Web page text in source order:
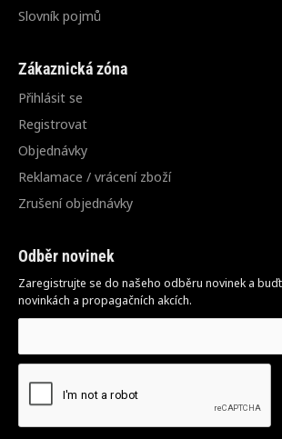
Slovník pojmů
Zákaznická zóna
Přihlásit se
Registrovat
Objednávky
Reklamace / vrácení zboží
Zrušení objednávky
Odběr novinek
Zaregistrujte se do našeho odběru novinek a
novinkách a propagačních akcích.